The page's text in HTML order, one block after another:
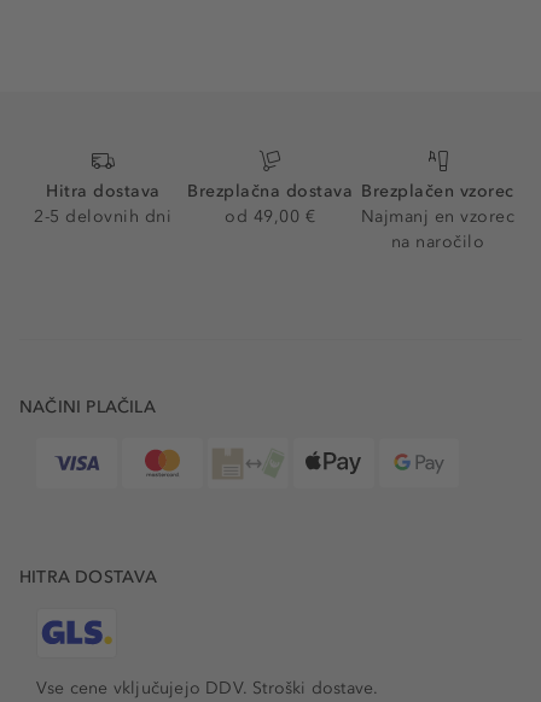
Hitra dostava
2-5 delovnih dni
Brezplačna dostava
od 49,00 €
Brezplačen vzorec
Najmanj en vzorec
na naročilo
NAČINI PLAČILA
HITRA DOSTAVA
Vse cene vključujejo DDV. Stroški dostave.